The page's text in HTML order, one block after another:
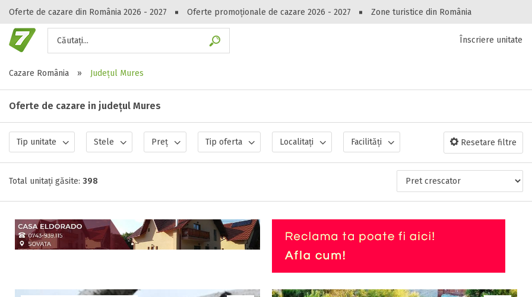
Oferte de cazare din România 2026 - 2027 Oferte promoționale de cazare 2026 - 2027 Zone turistice din România
Căutați...
Peste 10545 oferte de cazare!
Gasești hoteluri, pensiuni, vile, apartamente sau alte unitați
Înscriere unitate
Cazare România
» Județul Mures
Oferte de cazare in județul Mures
Tip unitate Stele Preț Tip oferta Localitați Facilități Resetare filtre
Total unitați găsite: 398